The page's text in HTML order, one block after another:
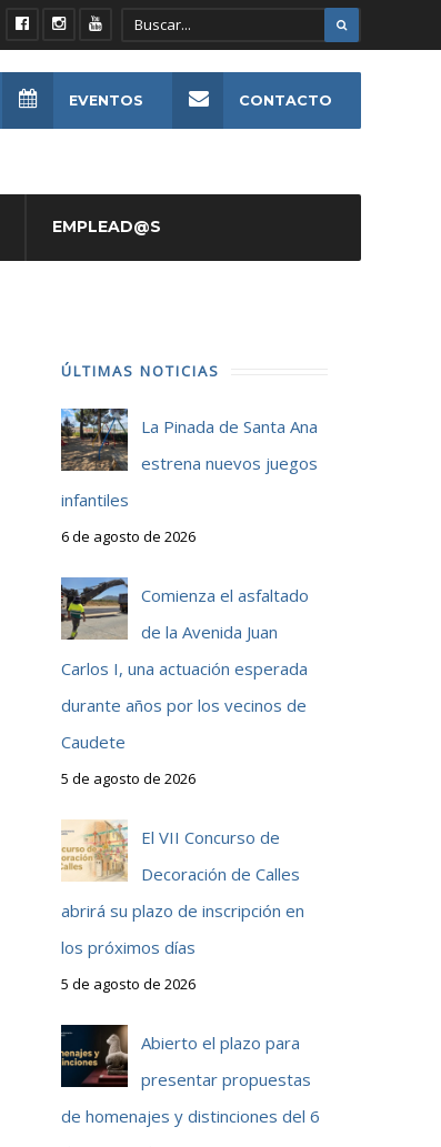
EMPLEAD@S
EVENTOS CONTACTO
ÚLTIMAS NOTICIAS
La Pinada de Santa Ana
estrena nuevos juegos
infantiles
6 de agosto de 2026
Comienza el asfaltado
de la Avenida Juan
Carlos I, una actuación esperada
durante años por los vecinos de
Caudete
5 de agosto de 2026
El VII Concurso de
Decoración de Calles
abrirá su plazo de inscripción en
los próximos días
5 de agosto de 2026
Abierto el plazo para
presentar propuestas
de homenajes y distinciones del 6